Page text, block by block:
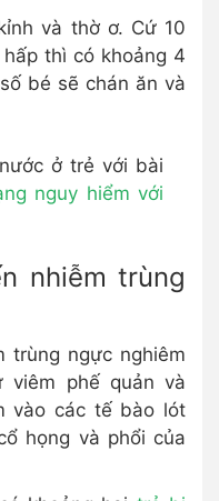
và thờ ơ. Cứ 10
thì có khoảng 4
bé sẽ chán ăn và
ở trẻ với bài
nguy hiểm với
nhiễm trùng
trùng ngực nghiêm
viêm phế quản và
vào các tế bào lót
họng và phổi của